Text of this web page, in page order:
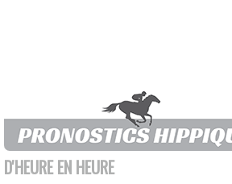
D'HEURE EN HEURE